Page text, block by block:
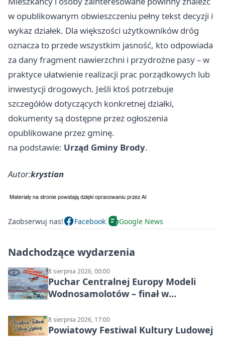
w opublikowanym obwieszczeniu pełny tekst decyzji i
wykaz działek. Dla większości użytkowników dróg
oznacza to przede wszystkim jasność, kto odpowiada
za dany fragment nawierzchni i przydrożne pasy – w
praktyce ułatwienie realizacji prac porządkowych lub
inwestycji drogowych. Jeśli ktoś potrzebuje
szczegółów dotyczących konkretnej działki,
dokumenty są dostępne przez ogłoszenia
opublikowane przez gminę.
na podstawie: Urząd Gminy Brody.
Autor:krystian
Zaobserwuj nas! Facebook Google News
Nadchodzące wydarzenia
8 sierpnia 2026, 00:00
Puchar Centralnej Europy Modeli
Wodnosamolotów – finał w
8 sierpnia 2026, 17:00
Powiatowy Festiwal Kultury Ludowej